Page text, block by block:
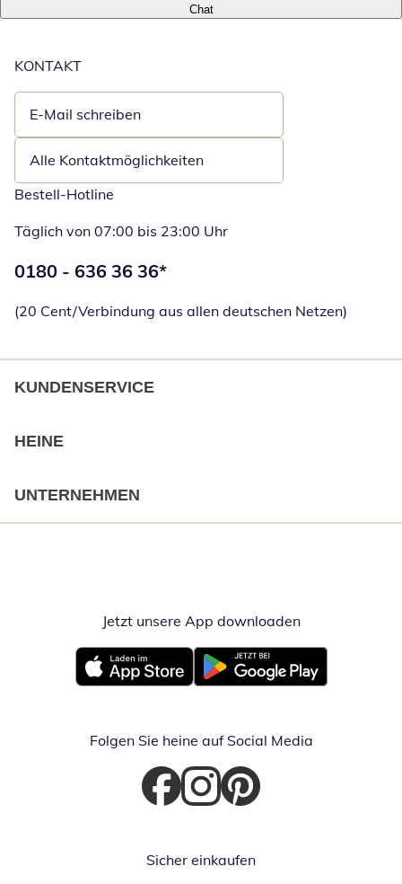
Chat
KONTAKT
E-Mail schreiben
Öffnet E-Mail-Client
Alle Kontaktmöglichkeiten
Bestell-Hotline
Täglich von 07:00 bis 23:00 Uhr
Telefonnummer:
0180 - 636 36 36*
(20 Cent/Verbindung aus allen deutschen Netzen)
KUNDENSERVICE
HEINE
UNTERNEHMEN
Jetzt unsere App downloadenÖffnet in
Öffnet in neuem FensterÖffnet in neuem Fenster
Folgen Sie heine auf Social Media
Öffnet in neuem Fenster
Öffnet in neuem Fenster
Öffnet in neuem Fenster
Sicher einkaufen